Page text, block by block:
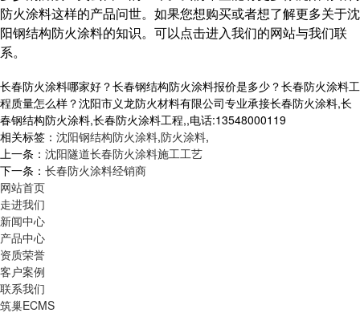
防火涂料这样的产品问世。如果您想购买或者想了解更多关于沈
阳钢结构防火涂料的知识。可以点击进入我们的网站与我们联
系。
长春防火涂料哪家好？长春钢结构防火涂料报价是多少？长春防火涂料工
程质量怎么样？沈阳市义龙防火材料有限公司专业承接长春防火涂料,长
春钢结构防火涂料,长春防火涂料工程,,电话:13548000119
相关标签： 沈阳钢结构防火涂料,防火涂料,
上一条： 沈阳隧道长春防火涂料施工工艺
下一条： 长春防火涂料经销商
网站首页
走进我们
新闻中心
产品中心
资质荣誉
客户案例
联系我们
筑巢ECMS